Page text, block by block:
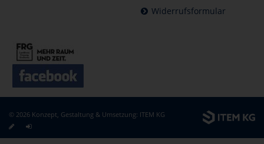
Widerrufsformular
© 2026 Konzept, Gestaltung & Umsetzung: ITEM KG